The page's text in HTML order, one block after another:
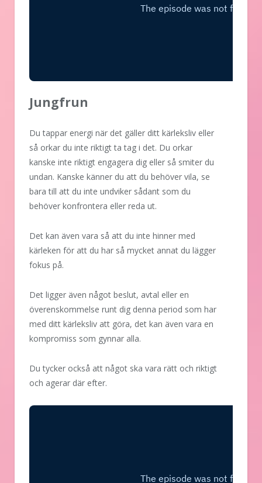
Jungfrun
Du tappar energi när det gäller ditt kärleksliv eller
så orkar du inte riktigt ta tag i det. Du orkar
kanske inte riktigt engagera dig eller så smiter du
undan. Kanske känner du att du behöver vila, se
bara till att du inte undviker sådant som du
behöver konfrontera eller reda ut.
Det kan även vara så att du inte hinner med
kärleken för att du har så mycket annat du lägger
fokus på.
Det ligger även något beslut, avtal eller en
överenskommelse runt dig denna period som har
med ditt kärleksliv att göra, det kan även vara en
kompromiss som gynnar alla.
Du tycker också att något ska vara rätt och riktigt
och agerar där efter.